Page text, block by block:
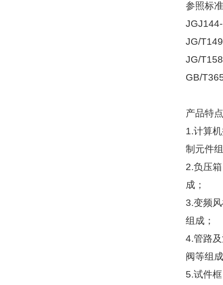
参照标
JG/
JG/
GB/
产品特
1.计算
制元件
2.负压
成；
3.变频
组成；
4.管路
阀等组
5.试件